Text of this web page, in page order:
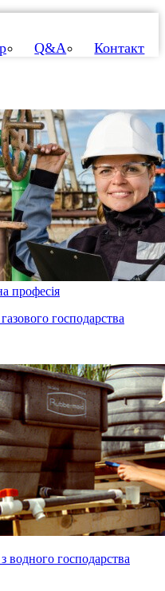
Q&A Контакт
професія
господарства
водного господарства